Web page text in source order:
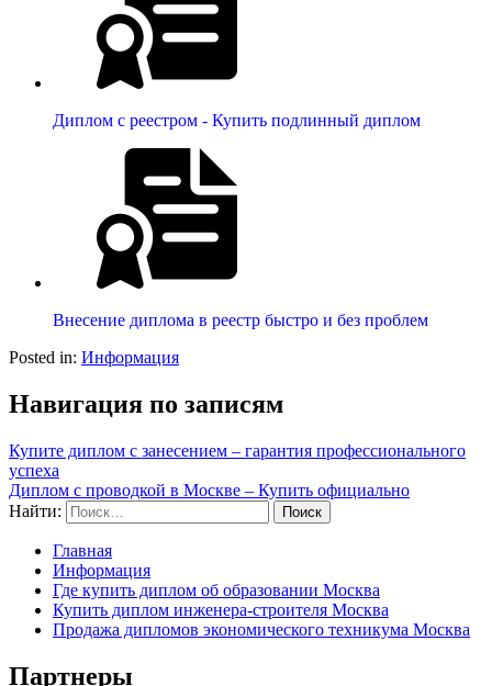
Диплом с реестром - Купить подлинный диплом
Внесение диплома в реестр быстро и без проблем
Posted in: Информация
Навигация по записям
Купите диплом с занесением – гарантия профессионального
успеха
Диплом с проводкой в Москве – Купить официально
Найти:
Главная
Информация
Где купить диплом об образовании Москва
Купить диплом инженера-строителя Москва
Продажа дипломов экономического техникума Москва
Партнеры